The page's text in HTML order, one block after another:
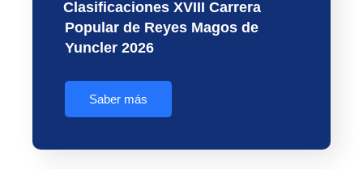
Clasificaciones XVIII Carrera
Popular de Reyes Magos de
Yuncler 2026
Saber más